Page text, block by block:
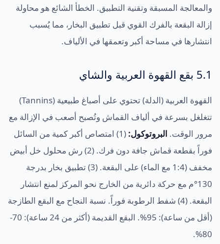
والمعالجة المسبقة وتقنية التطبيق. الخطأ الشائع هو محاولة
إزالة البقعة بالفرك القوي قبل تطبيق البخار، مما يُسبب
انتشارها في مساحة أكبر وتعمقها في الألياف.
5.1 بقع القهوة العربية والشاي
القهوة العربية (الدلة) تحتوي على أصباغ طبيعية (Tannins)
تتغلغل بسرعة في ألياف القماش وتُصبح أصعب في الإزالة مع
مرور الوقت. البروتوكول:
(1) امتصاص أكبر كمية من السائل
فوراً بقطعة قماش جافة دون فرك. (2) رش محلول خل أبيض
مخفف (1:4 مع الماء) على البقعة. (3) تطبيق بخار بدرجة
130°م مع حركة دائرية من الخارج نحو المركز لمنع انتشار
البقعة. (4) شفط الرطوبة فوراً. نسبة النجاح مع البقع الطازجة
(أقل من ساعة): 95%. البقع القديمة (أكثر من 24 ساعة): 70-
80%.